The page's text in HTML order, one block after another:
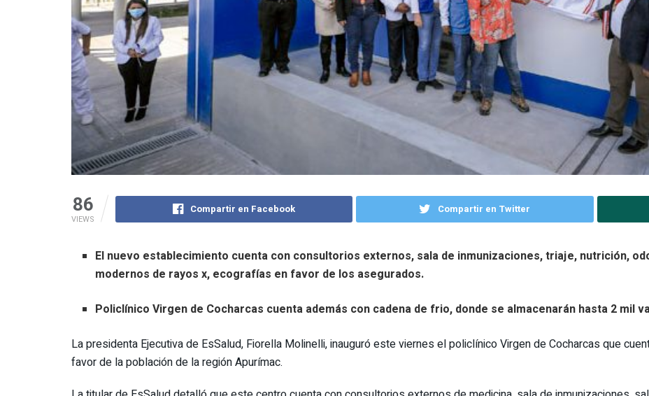
86
VIEWS
Compartir en Facebook Compartir en Twitter
El nuevo establecimiento cuenta con consultorios externos, sala de inmunizaciones, triaje, nutrición,
modernos de rayos x, ecografías en favor de los asegurados.
Policlínico Virgen de Cocharcas cuenta además con cadena de frio, donde se almacenarán hasta 2 mil
La presidenta Ejecutiva de EsSalud, Fiorella Molinelli, inauguró este viernes el policlínico Virgen de Cocharcas que
favor de la población de la región Apurímac.